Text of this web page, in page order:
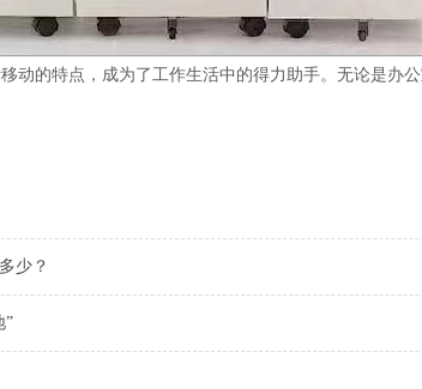
动的特点，成为了工作生活中的得力助手。无论是办
少？
”